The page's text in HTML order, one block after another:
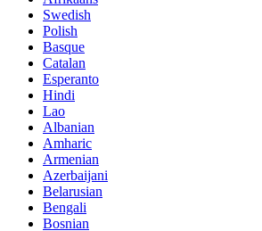
Swedish
Polish
Basque
Catalan
Esperanto
Hindi
Lao
Albanian
Amharic
Armenian
Azerbaijani
Belarusian
Bengali
Bosnian